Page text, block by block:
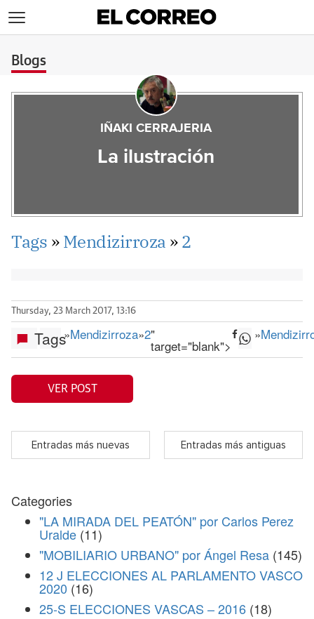
Blogs
IÑAKI CERRAJERIA
La ilustración
Tags »Mendizirroza »2
Thursday, 23 March 2017, 13:16
Tags»Mendizirroza»2"
target="blank">
»
VER POST
Entradas más nuevas Entradas más antiguas
Categories
"LA MIRADA DEL PEATÓN" por Carlos Perez
Uralde (11)
"MOBILIARIO URBANO" por Ángel Resa (145)
12 J ELECCIONES AL PARLAMENTO VASCO
2020 (16)
25-S ELECCIONES VASCAS – 2016 (18)